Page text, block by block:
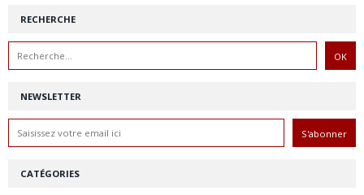
NEWSLETTER
RECHERCHE
CATÉGORIES